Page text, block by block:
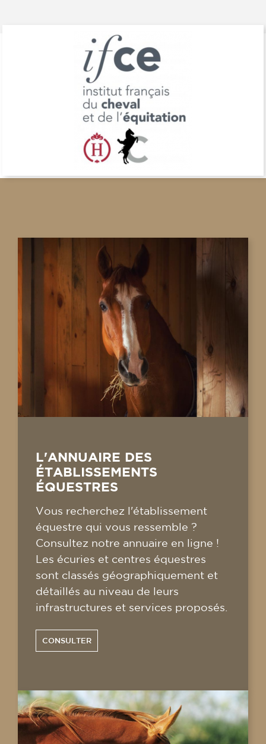
L'ANNUAIRE DES
ÉTABLISSEMENTS
ÉQUESTRES
Vous recherchez l'établissement
équestre qui vous ressemble ?
Consultez notre annuaire en ligne !
Les écuries et centres équestres
sont classés géographiquement et
détaillés au niveau de leurs
infrastructures et services proposés.
CONSULTER